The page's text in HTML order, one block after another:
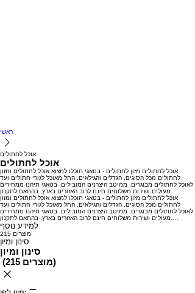
ראשי
אוכל לחתולים
אוכל לחתולים
אוכל לחתולים מזון לחתולים - בטאגי תוכלו למצוא אוכל לחתולים ומזון
לחתולים מכל הסוגים, הגדלים והגילאים. החל מאוכל לגורי חתולים ועד
לאוכל לחתולים מבוגרים, ממיטב היצרנים המובילים. בטאגי תיהנו ממחירים
אוכל לחתולים מזון לחתולים - בטאגי תוכלו למצוא אוכל לחתולים ומזון
לחתולים מכל הסוגים, הגדלים והגילאים. החל מאוכל לגורי חתולים ועד
לאוכל לחתולים מבוגרים, ממיטב היצרנים המובילים. בטאגי תיהנו ממחירים
מעולים ושירות משלוחים חינם לרוב האזורים בארץ, בהתאם
למידע נוסף
215 מוצרים
סינון ומיון
סינון ומיון
(
215 מוצרים)